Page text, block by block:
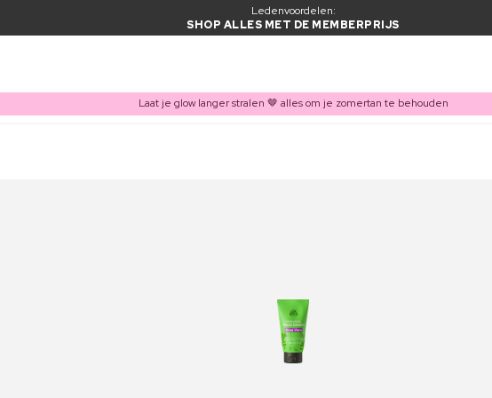
Ledenvoordelen:
SHOP ALLES MET DE MEMBERPRIJS
Laat je glow langer stralen 🤎 alles om je zomertan te behouden